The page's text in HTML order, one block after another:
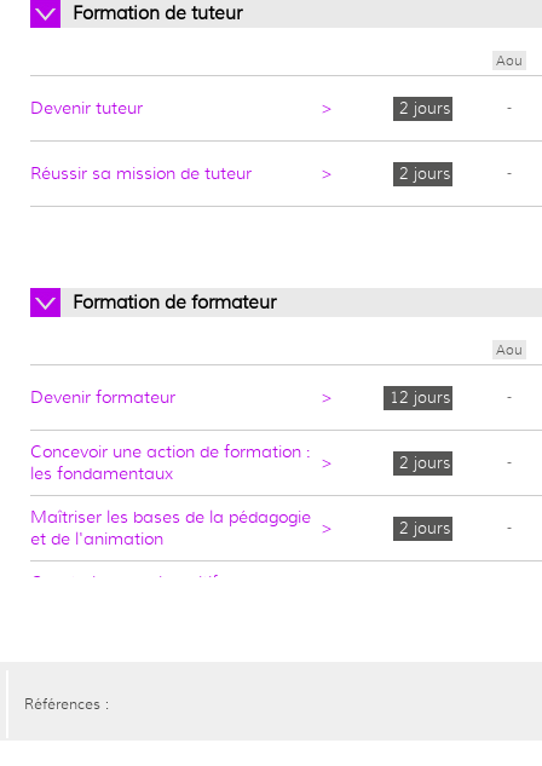
Formation de tuteur
Aou
Devenir tuteur > 2 jours -
Réussir sa mission de tuteur > 2 jours -
Formation de formateur
Aou
Devenir formateur > 12 jours -
Concevoir une action de formation :
les fondamentaux
> 2 jours -
Maîtriser les bases de la pédagogie
et de l'animation
> 2 jours -
Construire des dispositifs de
Références :